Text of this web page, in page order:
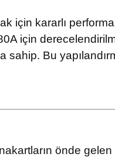
için kararlı
için
Bu
önde